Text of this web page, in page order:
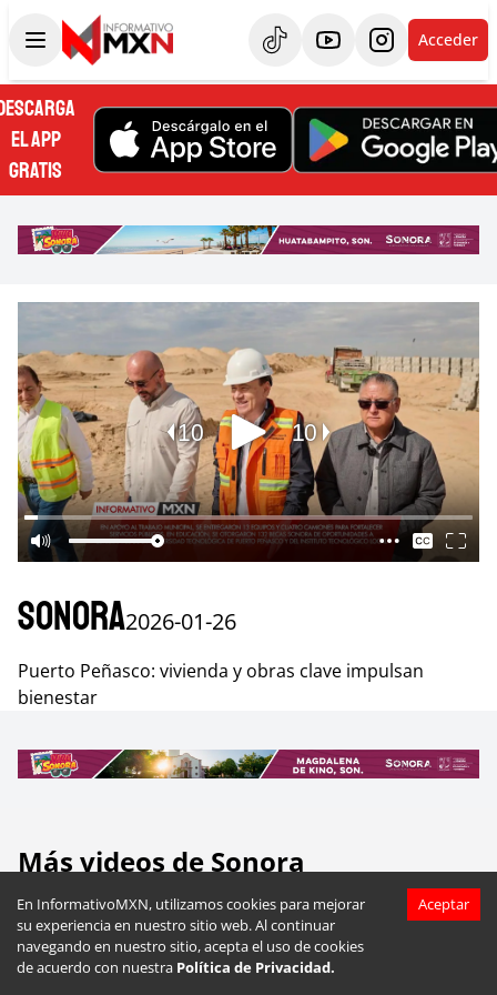
En InformativoMXN, utilizamos cookies para mejorar
su experiencia en nuestro sitio web. Al continuar
navegando en nuestro sitio, acepta el uso de cookies
de acuerdo con nuestra Política de Privacidad.
Aceptar
Acceder
EL APP
GRATIS
Sonora2026-01-26
Puerto Peñasco: vivienda y obras clave impulsan
bienestar
Más videos de Sonora